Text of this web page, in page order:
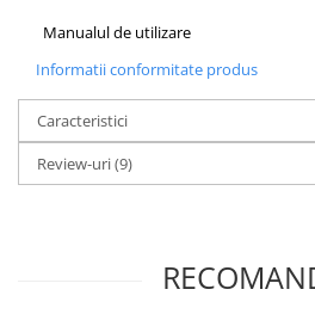
Manualul de utilizare
Informatii conformitate produs
Caracteristici
Review-uri(9)